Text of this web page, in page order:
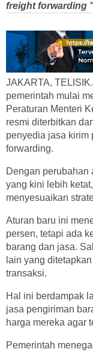
freight forwarding
JAKARTA,
pemerintah mulai
Peraturan Menteri
resmi diterbitkan
penyedia jasa kirim
forwarding.
Dengan perubahan
yang kini lebih
menyesuaikan
Aturan baru ini
persen, tetapi ada
barang dan jasa.
lain yang
transaksi.
Hal ini berdampak
jasa pengiriman
harga mereka agar
Pemerintah